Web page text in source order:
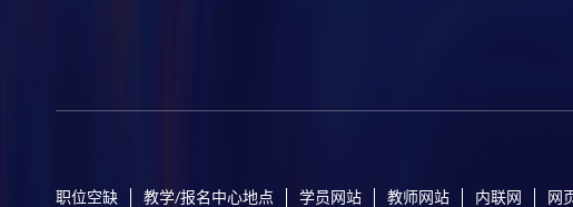
职位空缺 教学/报名中心地点 学员网站 教师网站 内联网 网